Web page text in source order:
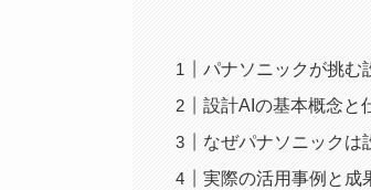
パナソニックが挑む
設計AIの基本概念と
なぜパナソニックは
実際の活用事例と成